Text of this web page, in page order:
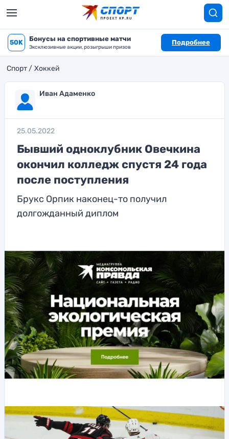
50K Бонусы на спортивные матчи
Эксклюзивные акции, розыгрыши призов
Подробнее
Спорт Хоккей
Иван Адаменко
25.05.2022
Бывший одноклубник Овечкина
окончил колледж спустя 24 года
после поступления
Брукс Орпик наконец-то получил
долгожданный диплом